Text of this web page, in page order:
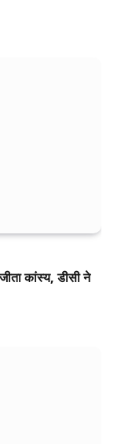
कांस्य, डीसी ने